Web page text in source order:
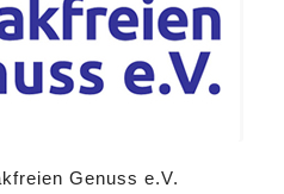
Genuss e.V.